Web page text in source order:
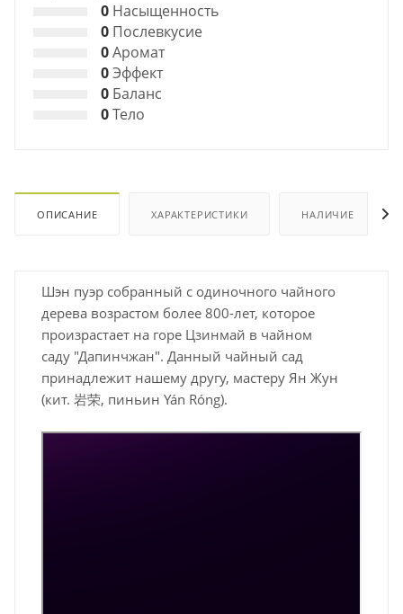
0 Насыщенность
0 Послевкусие
0Аромат
0Эффект
0 Баланс
0Тело
ОПИСАНИЕ ХАРАКТЕРИСТИКИ НАЛИЧИЕ
Шэн пуэр собранный с одиночного чайного
дерева возрастом более 800-лет, которое
произрастает на горе Цзинмай в чайном
саду "Дапинчжан". Данный чайный сад
принадлежит нашему другу, мастеру Ян Жун
(кит. 岩荣, пиньин Yán Róng).